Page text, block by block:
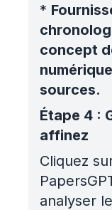
*
concept
sources.
Étape 4 :
affinez
Cliquez
analyser